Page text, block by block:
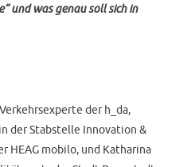
und was genau soll sich in
der h_da,
der Stabstelle Innovation &
HEAG mobilo, und Katharina